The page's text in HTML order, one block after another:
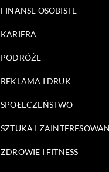
FINANSE OSOBISTE
KARIERA
PODRÓŻE
REKLAMA I DRUK
SPOŁECZEŃSTWO
SZTUKA I
ZDROWIE I FITNESS